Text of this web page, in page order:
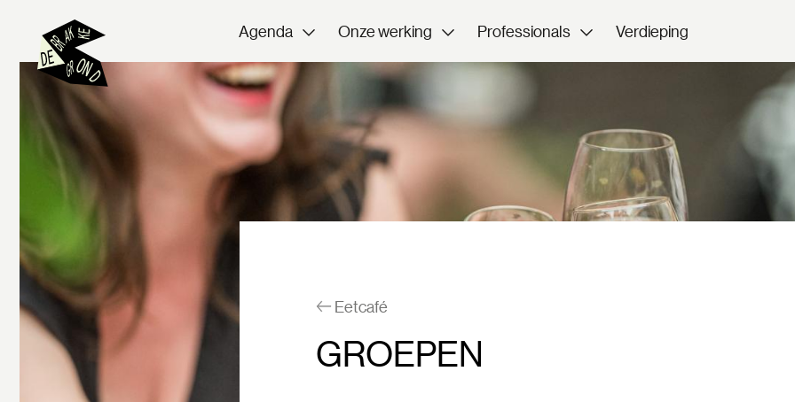
Agenda Onze werking Professionals Verdieping
Eetcafé
GROEPEN